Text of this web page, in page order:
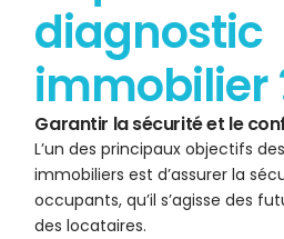
diagnostic
immobilier
Garantir la sécurité et le
L’un des principaux objectifs
immobiliers est d’assurer la
occupants, qu’il s’agisse des
des locataires.